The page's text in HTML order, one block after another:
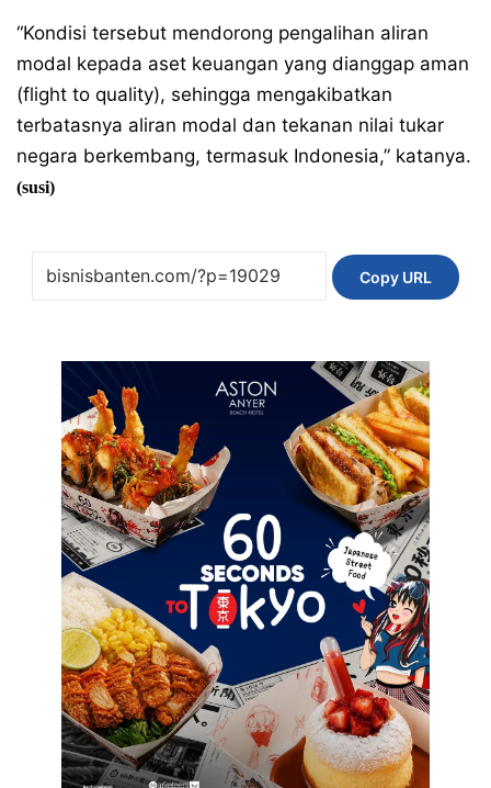
“Kondisi tersebut mendorong pengalihan aliran
modal kepada aset keuangan yang dianggap aman
(flight to quality), sehingga mengakibatkan
terbatasnya aliran modal dan tekanan nilai tukar
negara berkembang, termasuk Indonesia,” katanya.
(susi)
Copy URL